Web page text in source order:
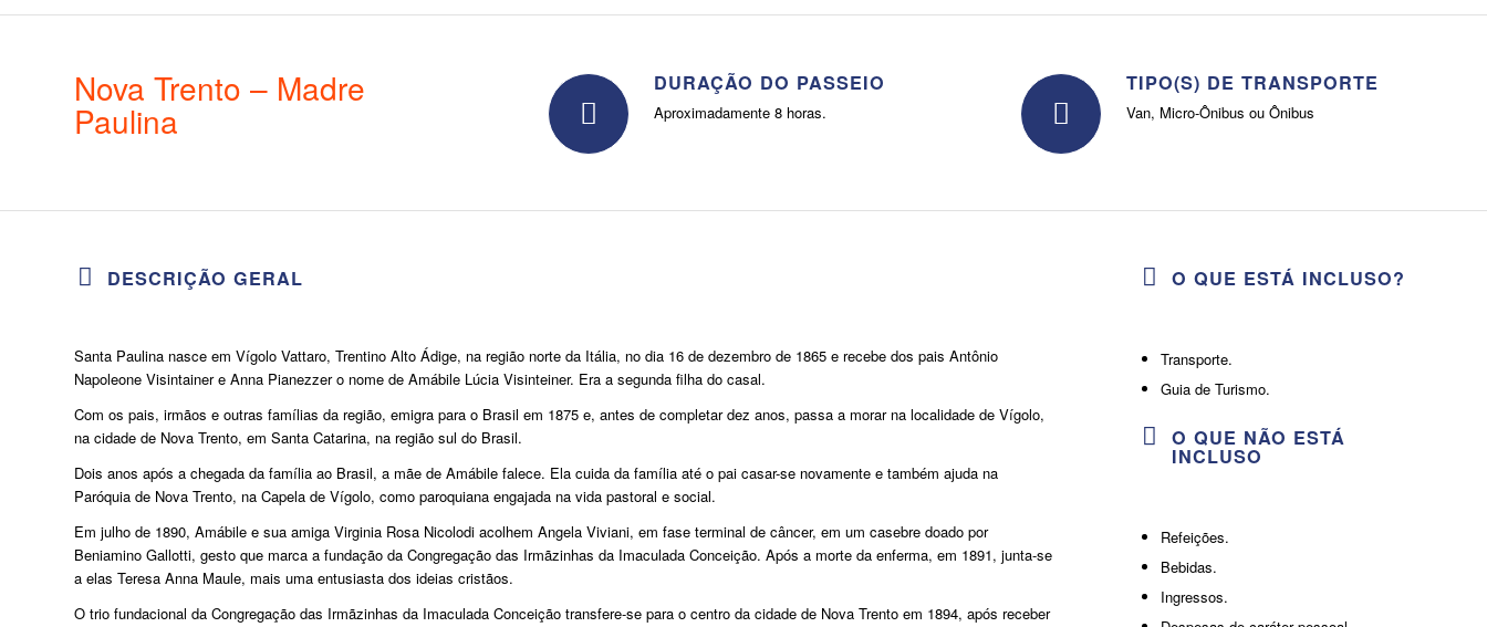
Nova Trento – Madre
Paulina
DURAÇÃO DO PASSEIO
Aproximadamente 8 horas.
TIPO(S) DE TRANSPORTE
Van, Micro-Ônibus ou Ônibus
DESCRIÇÃO GERAL
Santa Paulina nasce em Vígolo Vattaro, Trentino Alto Ádige, na região norte da Itália, no dia 16 de dezembro de 1865 e recebe dos pais Antônio
Napoleone Visintainer e Anna Pianezzer o nome de Amábile Lúcia Visinteiner. Era a segunda filha do casal.
Com os pais, irmãos e outras famílias da região, emigra para o Brasil em 1875 e, antes de completar dez anos, passa a morar na localidade de Vígolo,
na cidade de Nova Trento, em Santa Catarina, na região sul do Brasil.
Dois anos após a chegada da família ao Brasil, a mãe de Amábile falece. Ela cuida da família até o pai casar-se novamente e também ajuda na
Paróquia de Nova Trento, na Capela de Vígolo, como paroquiana engajada na vida pastoral e social.
Em julho de 1890, Amábile e sua amiga Virginia Rosa Nicolodi acolhem Angela Viviani, em fase terminal de câncer, em um casebre doado por
Beniamino Gallotti, gesto que marca a fundação da Congregação das Irmãzinhas da Imaculada Conceição. Após a morte da enferma, em 1891, junta-se
a elas Teresa Anna Maule, mais uma entusiasta dos ideias cristãos.
O trio fundacional da Congregação das Irmãzinhas da Imaculada Conceição transfere-se para o centro da cidade de Nova Trento em 1894, após receber
O QUE ESTÁ INCLUSO?
Transporte.
Guia de Turismo.
O QUE NÃO ESTÁ
INCLUSO
Refeições.
Bebidas.
Ingressos.